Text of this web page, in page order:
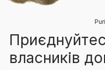
власників